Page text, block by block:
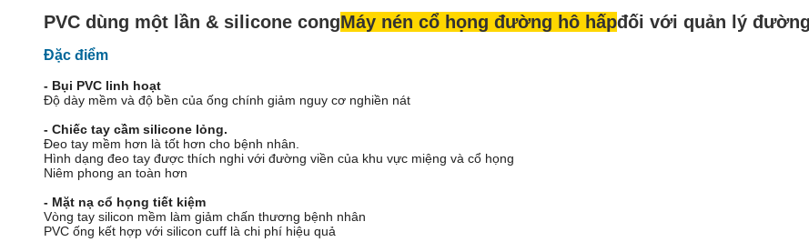
PVC dùng một lần & silicone congMáy nén cổ họng đường hô hấpđối với quản lý
Đặc điểm
- Bụi PVC linh hoạt
Độ dày mềm và độ bền của ống chính giảm nguy cơ nghiền nát
- Chiếc tay cầm silicone lỏng.
Đeo tay mềm hơn là tốt hơn cho bệnh nhân.
Hình dạng đeo tay được thích nghi với đường viền của khu vực miệng và cổ họng
Niêm phong an toàn hơn
- Mặt nạ cổ họng tiết kiệm
Vòng tay silicon mềm làm giảm chấn thương bệnh nhân
PVC ống kết hợp với silicon cuff là chi phí hiệu quả